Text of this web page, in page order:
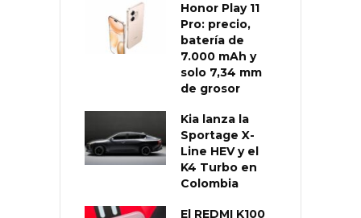
Honor Play 11
Pro: precio,
batería de
7.000 mAh y
solo 7,34 mm
de grosor
Kia lanza la
Sportage X-
Line HEV y el
K4 Turbo en
Colombia
El REDMI K100